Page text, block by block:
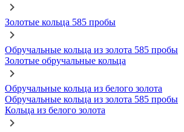
Золотые кольца 585 пробы
Обручальные кольца из золота 585 пробы
Золотые обручальные кольца
Обручальные кольца из белого золота
Обручальные кольца из золота 585 пробы
Кольца из белого золота